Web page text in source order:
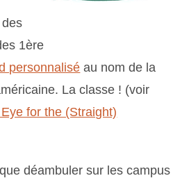
des
1ère
personnalisé au nom de la
La classe ! (voir
for the (Straight)
déambuler sur les campus